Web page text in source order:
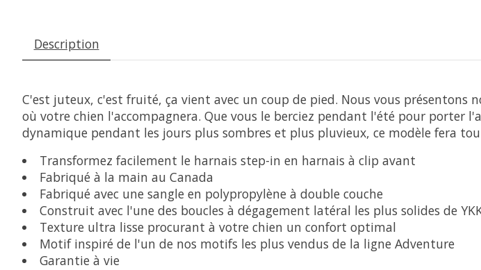
Description
C'est juteux, c'est fruité, ça vient avec un coup de pied. Nous vous
où votre chien l'accompagnera. Que vous le berciez pendant l'été pour porter
dynamique pendant les jours plus sombres et plus pluvieux, ce modèle fera
Transformez facilement le harnais step-in en harnais à clip avant
Fabriqué à la main au Canada
Fabriqué avec une sangle en polypropylène à double couche
Construit avec l'une des boucles à dégagement latéral les plus solides de
Texture ultra lisse procurant à votre chien un confort optimal
Motif inspiré de l'un de nos motifs les plus vendus de la ligne Adventure
Garantie à vie